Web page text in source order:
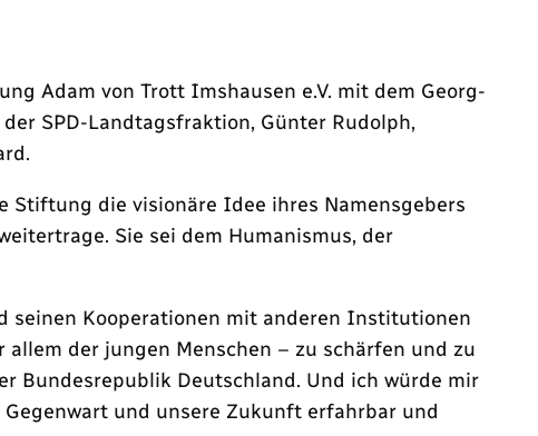
Adam von Trott Imshausen e.V. mit dem Georg-
SPD-Landtagsfraktion, Günter Rudolph,
die visionäre Idee ihres Namensgebers
Sie sei dem Humanismus, der
seinen Kooperationen mit anderen Institutionen
der jungen Menschen – zu schärfen und zu
Bundesrepublik Deutschland. Und ich würde mir
und unsere Zukunft erfahrbar und